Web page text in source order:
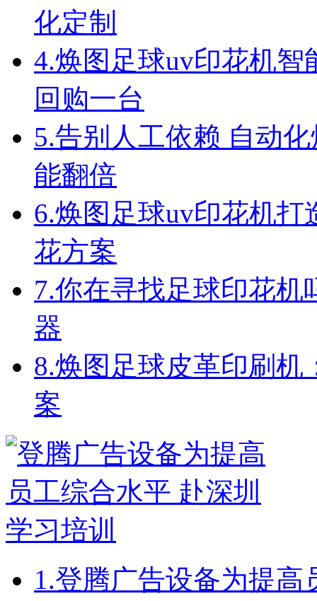
化定制
4.焕图足球uv印花机智
回购一台
5.告别人工依赖 自动
能翻倍
6.焕图足球uv印花机打
花方案
7.你在寻找足球印花机
器
8.焕图足球皮革印刷机
案
1.登腾广告设备为提高